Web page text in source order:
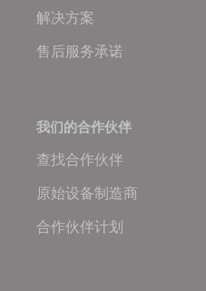
解决方案
售后服务承诺
我们的合作伙伴
查找合作伙伴
原始设备制造商
合作伙伴计划